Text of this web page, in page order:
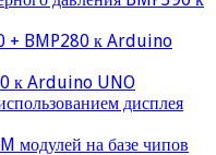
+ BMP280 к Arduino
к Arduino UNO
дисплея
модулей на базе чипов